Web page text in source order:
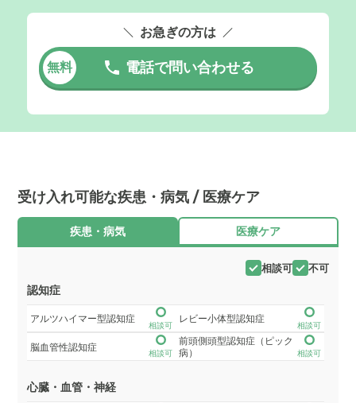
お急ぎの方は
無料 電話で問い合わせる
受け入れ可能な疾患・病気 / 医療ケア
疾患・病気 医療ケア
相談可 不可
認知症
アルツハイマー型認知症
相談可
レビー小体型認知症
相談可
脳血管性認知症
相談可
前頭側頭型認知症（ピック
病）
相談可
心臓・血管・神経